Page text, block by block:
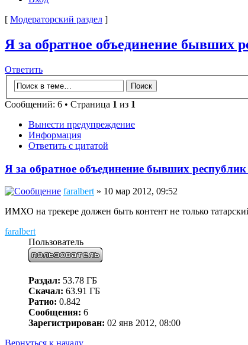
[ Модераторский раздел ]
Я за обратное объединение бывших
Ответить
Сообщений: 6 • Страница 1 из 1
Вынести предупреждение
Информация
Ответить с цитатой
Я за обратное объединение бывших
faralbert » 10 мар 2012, 09:52
ИМХО на трекере должен быть контент не только
faralbert
Пользователь
Раздал: 53.78 ГБ
Скачал: 63.91 ГБ
Ратио: 0.842
Сообщения: 6
Зарегистрирован: 02 янв 2012, 08:00